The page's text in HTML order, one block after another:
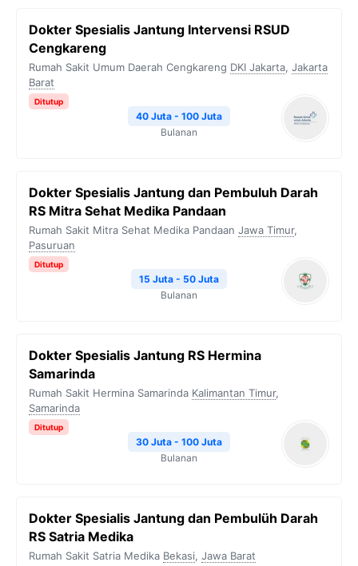
Dokter Spesialis Jantung Intervensi RSUD
Cengkareng
Rumah Sakit Umum Daerah Cengkareng DKI Jakarta, Jakarta
Barat
Ditutup
40 Juta - 100 Juta
Bulanan
Dokter Spesialis Jantung dan Pembuluh Darah
RS Mitra Sehat Medika Pandaan
Rumah Sakit Mitra Sehat Medika Pandaan Jawa Timur,
Pasuruan
Ditutup
15 Juta - 50 Juta
Bulanan
Dokter Spesialis Jantung RS Hermina
Samarinda
Rumah Sakit Hermina Samarinda Kalimantan Timur,
Samarinda
Ditutup
30 Juta - 100 Juta
Bulanan
Dokter Spesialis Jantung dan Pembulüh Darah
RS Satria Medika
Rumah Sakit Satria Medika Bekasi, Jawa Barat